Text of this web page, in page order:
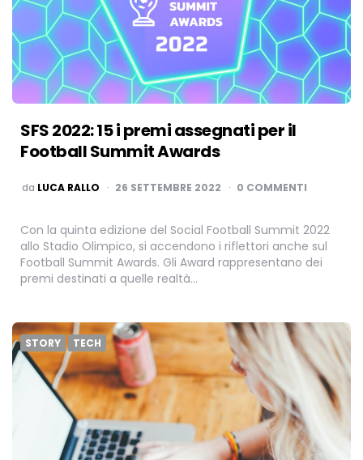
SFS 2022: 15 i premi assegnati per il
Football Summit Awards
PUBBLICATO
da LUCA RALLO 26 SETTEMBRE 2022 0 COMMENTI
Con la quinta edizione del Social Football Summit 2022
allo Stadio Olimpico, si accendono i riflettori anche sul
Football Summit Awards. Gli Award rappresentano dei
premi destinati a quelle realtà…
STORY TECH